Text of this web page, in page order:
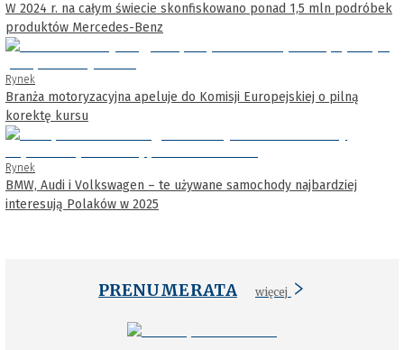
W 2024 r. na całym świecie skonfiskowano ponad 1,5 mln podróbek
produktów Mercedes-Benz
Rynek
Branża motoryzacyjna apeluje do Komisji Europejskiej o pilną
korektę kursu
Rynek
BMW, Audi i Volkswagen – te używane samochody najbardziej
interesują Polaków w 2025
PRENUMERATA więcej